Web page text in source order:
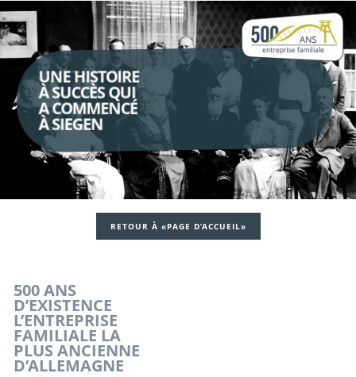
UNE HISTOIRE
À SUCCÈS QUI
A COMMENCÉ
À SIEGEN
RETOUR À «PAGE D’ACCUEIL»
500 ANS
D’EXISTENCE
L’ENTREPRISE
FAMILIALE LA
PLUS ANCIENNE
D’ALLEMAGNE